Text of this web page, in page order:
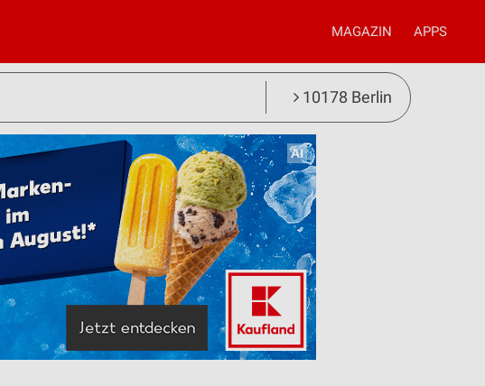
MAGAZIN APPS
10178 Berlin